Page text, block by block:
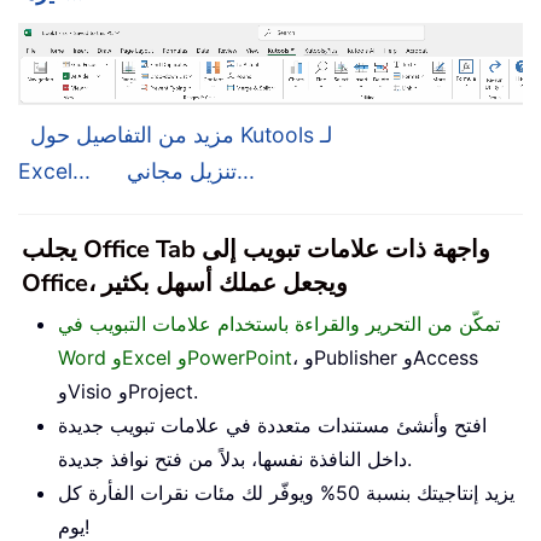
مزيد من التفاصيل حول Kutools لـ
Excel...
تنزيل مجاني...
يجلب Office Tab واجهة ذات علامات تبويب إلى
Office، ويجعل عملك أسهل بكثير
تمكّن من التحرير والقراءة باستخدام علامات التبويب في
Word وExcel وPowerPoint، وPublisher وAccess
وVisio وProject.
افتح وأنشئ مستندات متعددة في علامات تبويب جديدة
داخل النافذة نفسها، بدلاً من فتح نوافذ جديدة.
يزيد إنتاجيتك بنسبة 50% ويوفّر لك مئات نقرات الفأرة كل
يوم!